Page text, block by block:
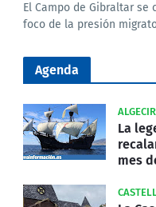
El Campo de Gibraltar
foco de la presión
Agenda
La
mes